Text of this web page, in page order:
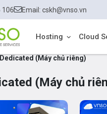
106 Email: cskh@vnso.vn
Hosting Cloud
(Máy chủ riêng)
(Máy chủ